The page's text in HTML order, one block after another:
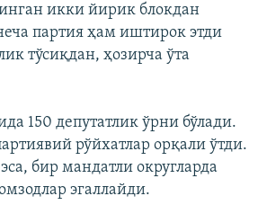
икки йирик блокдан
партия ҳам иштирок этди
тўсиқдан, ҳозирча ўта
150 депутатлик ўрни бўлади.
рўйхатлар орқали ўтди.
бир мандатли округларда
эгаллайди.